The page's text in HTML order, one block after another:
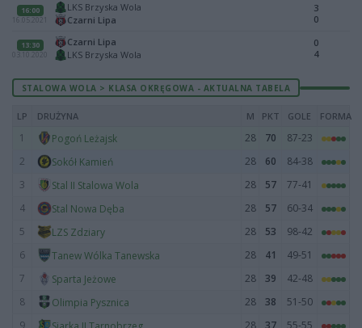
16:00
16.05.2021
LKS Brzyska Wola
Czarni Lipa
3
0
13:30
03.10.2020
Czarni Lipa
LKS Brzyska Wola
0
4
STALOWA WOLA > KLASA OKRĘGOWA - AKTUALNA TABELA
LP DRUŻYNA M PKT GOLE FORMA
1 Pogoń Leżajsk 28 70
87-23
2
Sokół Kamień 28 60
84-38
3
Stal II Stalowa Wola 28 57
77-41
4
Stal Nowa Dęba 28 57
60-34
5
LZS Zdziary 28 53
98-42
6
Tanew Wólka Tanewska 28 41
49-51
7
Sparta Jeżowe 28 39
42-48
8
Olimpia Pysznica 28 38
51-50
9
28 37
55-55